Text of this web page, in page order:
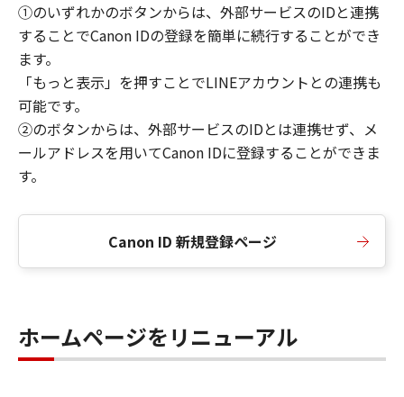
①のいずれかのボタンからは、外部サービスのIDと連携
することでCanon IDの登録を簡単に続行することができ
ます。
「もっと表示」を押すことでLINEアカウントとの連携も
可能です。
②のボタンからは、外部サービスのIDとは連携せず、メ
ールアドレスを用いてCanon IDに登録することができま
す。
Canon ID 新規登録ページ
ホームページをリニューアル